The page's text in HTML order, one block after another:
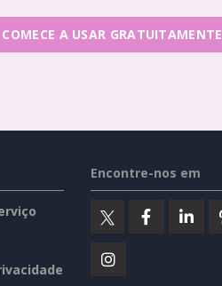
COMECE A USAR GRATUITAMENTE
Encontre-nos em